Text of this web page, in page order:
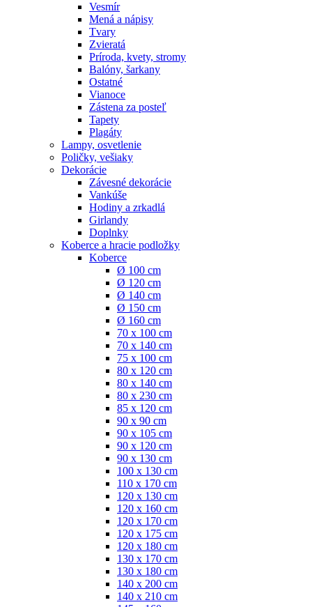
Vesmír
Mená a nápisy
Tvary
Zvieratá
Príroda, kvety, stromy
Balóny, šarkany
Ostatné
Vianoce
Zástena za posteľ
Tapety
Plagáty
Lampy, osvetlenie
Poličky, vešiaky
Dekorácie
Závesné dekorácie
Vankúše
Hodiny a zrkadlá
Girlandy
Doplnky
Koberce a hracie podložky
Koberce
Ø 100 cm
Ø 120 cm
Ø 140 cm
Ø 150 cm
Ø 160 cm
70 x 100 cm
70 x 140 cm
75 x 100 cm
80 x 120 cm
80 x 140 cm
80 x 230 cm
85 x 120 cm
90 x 90 cm
90 x 105 cm
90 x 120 cm
90 x 130 cm
100 x 130 cm
110 x 170 cm
120 x 130 cm
120 x 160 cm
120 x 170 cm
120 x 175 cm
120 x 180 cm
130 x 170 cm
130 x 180 cm
140 x 200 cm
140 x 210 cm